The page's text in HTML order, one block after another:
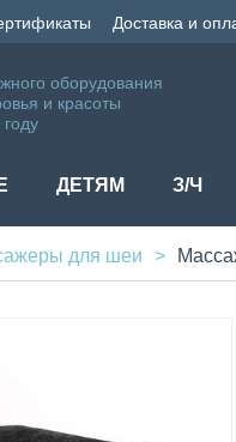
Доставка и
оборудования
и красоты
ДЕТЯМ З/Ч
для шеи